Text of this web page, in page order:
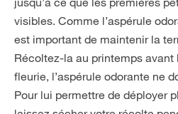
visibles. Comme l’aspérule
est important de maintenir la
Récoltez-la au printemps
fleurie, l’aspérule odorante ne
Pour lui permettre de déployer